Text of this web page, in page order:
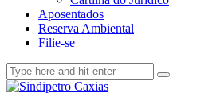
Aposentados
Reserva Ambiental
Filie-se